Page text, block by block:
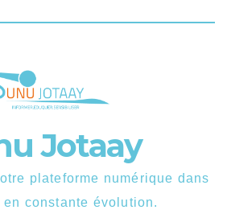
Jotaay
plateforme numérique dans
en constante évolution.